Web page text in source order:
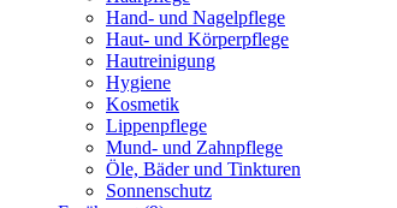
Hand- und Nagelpflege
Haut- und Körperpflege
Hautreinigung
Hygiene
Kosmetik
Lippenpflege
Mund- und Zahnpflege
Öle, Bäder und Tinkturen
Sonnenschutz